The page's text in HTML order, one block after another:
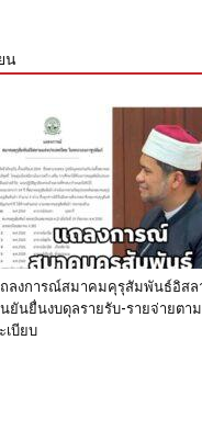
น
ลงการณ์สมาคมคุรุสัมพันธ์อิสล
ยันยื่นงบดุลรายรับ-รายจ่ายตาม
เบียบ